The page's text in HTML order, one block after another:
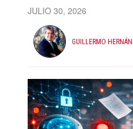
JULIO 30, 2026
GUILLERMO